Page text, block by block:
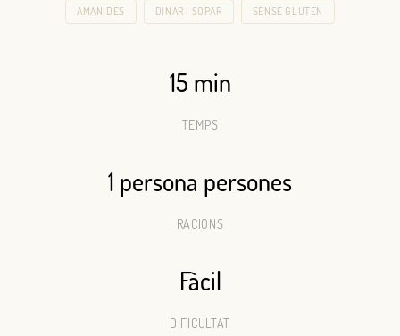
AMANIDES DINAR I SOPAR SENSE GLUTEN
15 min
TEMPS
1 persona persones
RACIONS
Fàcil
DIFICULTAT